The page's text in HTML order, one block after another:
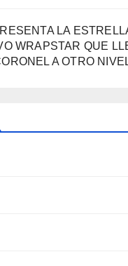
LA
WRAPSTAR QUE
A OTRO